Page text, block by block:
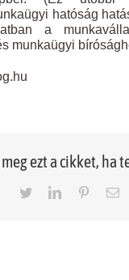
hatóság
a
munkaügyi
meg ezt a cikket, ha
TwitterLinkedInPinterest